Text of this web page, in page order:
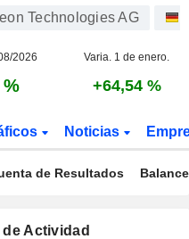
Technologies AG
2026 Varia. 1 de enero.
% +64,54 %
Noticias
de Resultados Balance
Actividad